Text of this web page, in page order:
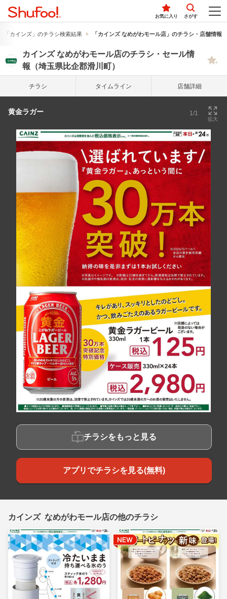
お気に入り さがす
「カインズ」のチラシ検索結果 「カインズ なめがわモール店」のチラシ・店舗情報
カインズ なめがわモール店のチラシ・セール情
報（埼玉県比企郡滑川町）
チラシ タイム ライン 店舗詳細
黄金ラガー 1/1
拡大
チラシをもっと見る
アプリでチラシを見る(無料)
カインズ なめがわモール店の他のチラシ